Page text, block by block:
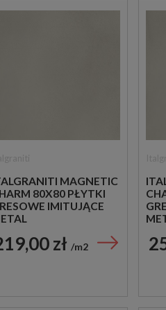
MAGNETIC
80X80 PŁYTKI
IMITUJĄCE
zł m2